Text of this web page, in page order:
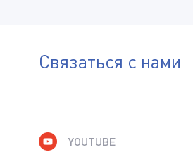
Связаться с нами
YOUTUBE